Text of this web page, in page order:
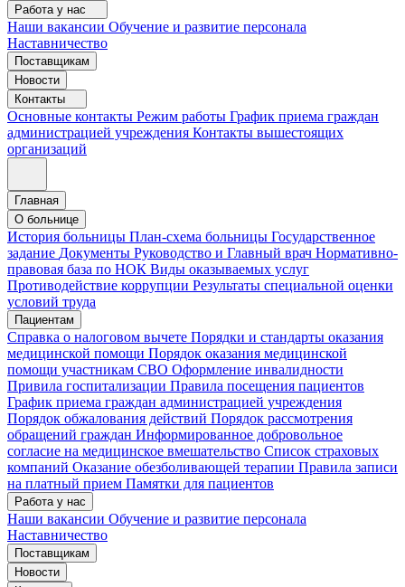
Работа у нас
Наши вакансии Обучение и развитие персонала
Наставничество
Поставщикам
Новости
Контакты
Основные контакты Режим работы График приема граждан
администрацией учреждения Контакты вышестоящих
организаций
Главная
О больнице
История больницы План-схема больницы Государственное
задание Документы Руководство и Главный врач Нормативно-
правовая база по НОК Виды оказываемых услуг
Противодействие коррупции Результаты специальной оценки
условий труда
Пациентам
Справка о налоговом вычете Порядки и стандарты оказания
медицинской помощи Порядок оказания медицинской
помощи участникам СВО Оформление инвалидности
Привила госпитализации Правила посещения пациентов
График приема граждан администрацией учреждения
Порядок обжалования действий Порядок рассмотрения
обращений граждан Информированное добровольное
согласие на медицинское вмешательство Список страховых
компаний Оказание обезболивающей терапии Правила записи
на платный прием Памятки для пациентов
Работа у нас
Наши вакансии Обучение и развитие персонала
Наставничество
Поставщикам
Новости